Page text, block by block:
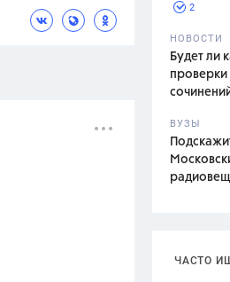
2
НОВОСТИ
Будет ли
проверки
ВУЗЫ
ЧАСТО